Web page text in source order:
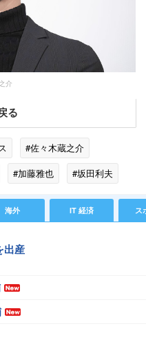
介
る
#佐々木蔵之介
#加藤雅也 #坂田利夫
海外 IT 経済 ス
出産